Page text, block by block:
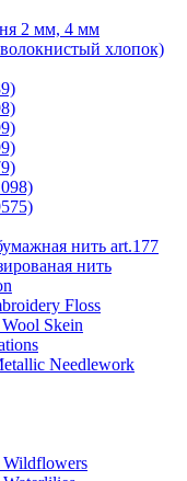
2 мм, 4 мм
хлопок)
нить art.177
нить
Floss
Skein
Needlework
Wildflowers